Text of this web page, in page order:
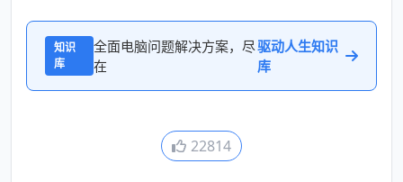
知识
库
全面电脑问题解决方案，尽
在
驱动人生知识
库
22814